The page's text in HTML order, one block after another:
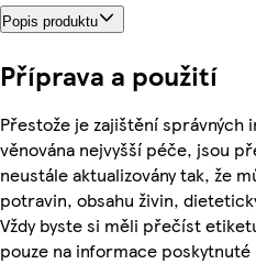
Popis produktu
Příprava a použití
Přestože je zajištění správných
věnována nejvyšší péče, jsou
neustále aktualizovány tak, že
potravin, obsahu živin,
Vždy byste si měli přečíst
pouze na informace